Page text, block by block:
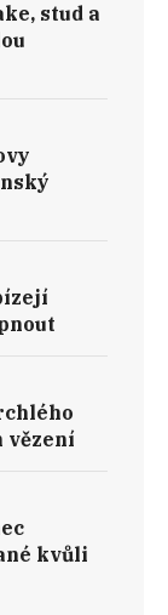
stud a
vězení
kvůli